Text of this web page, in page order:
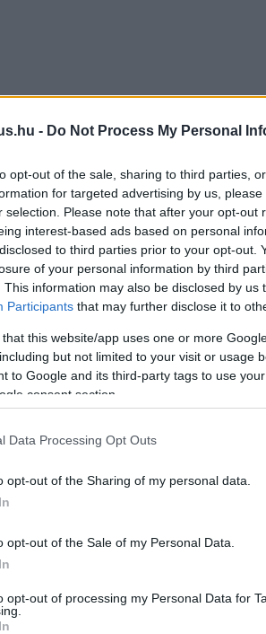
- Do Not Process My Personal
opt-out of the sale, sharing to third parties,
for targeted advertising by us,
selection. Please note that after your opt-out
interest-based ads based on personal
to third parties prior to your opt-out.
of your personal information by third
This information may also be disclosed by us
Participants that may further disclose it to
that this website/app uses one or more
but not limited to your visit or usage
to Google and its third-party tags to use
consent section.
Data Processing Opt Outs
opt-out of the Sharing of my personal data.
opt-out of the Sale of my Personal Data.
opt-out of processing my Personal Data for